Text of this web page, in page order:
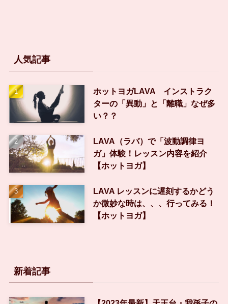
人気記事
ホットヨガLAVA インストラク
ターの「異動」と「離職」なぜ多
い？？
LAVA（ラバ）で「波動調律ヨ
ガ」体験！レッスン内容を紹介
【ホットヨガ】
LAVA レッスンに遅刻するかどう
か微妙な時は、、、行ってみる！
【ホットヨガ】
新着記事